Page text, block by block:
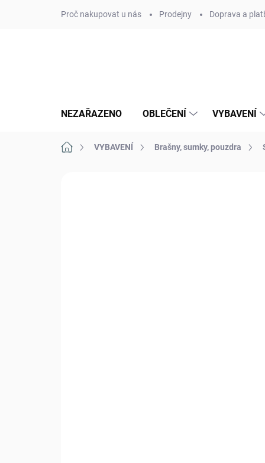
Proč nakupovat u nás Prodejny Doprava a
NEZAŘAZENO OBLEČENÍ VYBAVENÍ
Domů VYBAVENÍ Brašny, sumky, pouzdra